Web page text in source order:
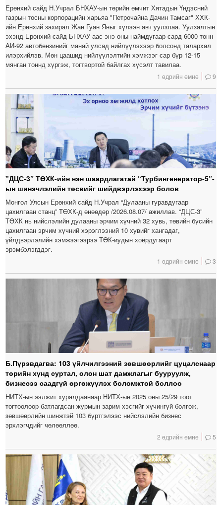
Ерөнхий сайд Н.Учрал БНХАУ-ын төрийн өмчит Хятадын Үндэсний
газрын тосны корпорацийн харьяа "Петрочайна Дачин Тамсаг" ХХК-
ийн Ерөнхий захирал Жан Гуан Яныг хүлээн авч уулзлаа. Уулзалтын
эхэнд Ерөнхий сайд БНХАУ-аас энэ оны наймдугаар сард 6000 тонн
АИ-92 автобензинийг манай улсад нийлүүлэхээр болсонд талархал
илэрхийлэв. Мөн цаашид нийлүүлэлтийн хэмжээг сар бүр 12-15
мянган тоннд хүргэж, тогтвортой байлгах хүсэлт тавилаа.
1 өдрийн өмнө 9
"ДЦС-3” ТӨХК-ийн нэн шаардлагатай “Турбингенератор-5”-
ын шинэчлэлийн төсвийг шийдвэрлэхээр болов
Монгол Улсын Ерөнхий сайд Н.Учрал “Дулааны гуравдугаар
цахилгаан станц” ТӨХК-д өнөөдөр /2026.08.07/ ажиллав. “ДЦС-3”
ТӨХК нь нийслэлийн дулааны эрчим хүчний 32 хувь, төвийн бүсийн
цахилгаан эрчим хүчний хэрэглээний 10 хувийг хангадаг,
үйлдвэрлэлийн хэмжээгээрээ ТӨК-иудын хоёрдугаарт
эрэмбэлэгддэг.
1 өдрийн өмнө 3
Б.Пүрэвдагва: 103 үйлчилгээний зөвшөөрлийг цуцалснаар
төрийн хүнд суртал, олон шат дамжлагыг бууруулж,
бизнесээ саадгүй өргөжүүлэх боломжтой боллоо
НИТХ-ын ээлжит хуралдаанаар НИТХ-ын 2025 оны 25/29 тоот
тогтоолоор батлагдсан журмын зарим хэсгийг хүчингүй болгож,
зөвшөөрлийн шинжтэй 103 бүртгэлээс нийслэлийн бизнес
эрхлэгчдийг чөлөөллөө.
2 өдрийн өмнө 5